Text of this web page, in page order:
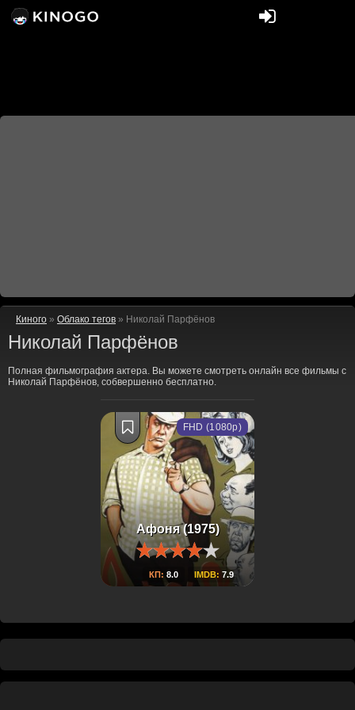
Киного » Облако тегов » Николай Парфёнов
Николай Парфёнов
Полная фильмография актера. Вы можете смотреть онлайн все фильмы с
Николай Парфёнов, собвершенно бесплатно.
Афоня (1975)
КП: 8.0 IMDB: 7.9
FHD (1080p)